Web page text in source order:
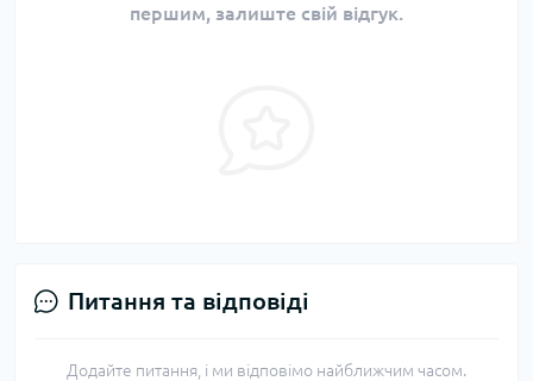
першим, залиште свій відгук.
Питання та відповіді
Додайте питання, і ми відповімо найближчим часом.